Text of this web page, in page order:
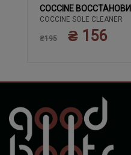
COCCINE
COCCINE SOLE CLEANER
₴195 ₴ 156